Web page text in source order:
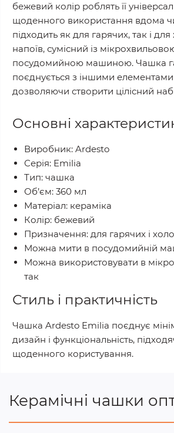
бежевий колір роблять її
щоденного використання вдома
підходить як для гарячих, так і
напоїв, сумісний із
посудомийною машиною. Чашка
поєднується з іншими елементами
дозволяючи створити цілісний
Основні
Виробник: Ardesto
Серія: Emilia
Тип: чашка
Об’єм: 360 мл
Матеріал: кераміка
Колір: бежевий
Призначення: для гарячих і
Можна мити в посудомийній
Можна використовувати в
так
Стиль і практичність
Чашка Ardesto Emilia поєднує
дизайн і функціональність,
щоденного користування.
Керамічні чашки